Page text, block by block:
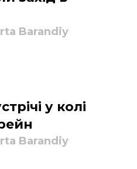
Barandiy
у колі
Barandiy